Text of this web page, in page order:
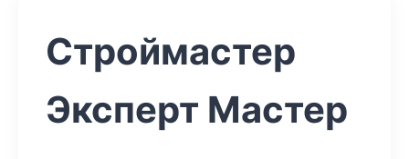
Строймастер
Эксперт Мастер